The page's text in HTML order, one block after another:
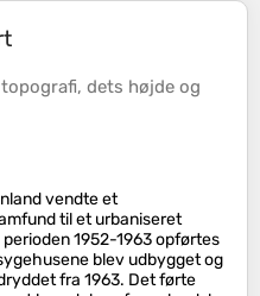
topografi, dets højde og
vendte et
til et urbaniseret
1952-1963 opførtes
blev udbygget og
fra 1963. Det førte